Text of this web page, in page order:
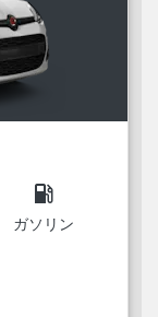
local_gas_station
ガソリン